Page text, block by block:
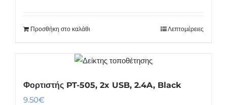
Προσθήκη στο καλάθι Λεπτομέρειες
Φορτιστής PT-505, 2x USB, 2.4A, Black
9.50€